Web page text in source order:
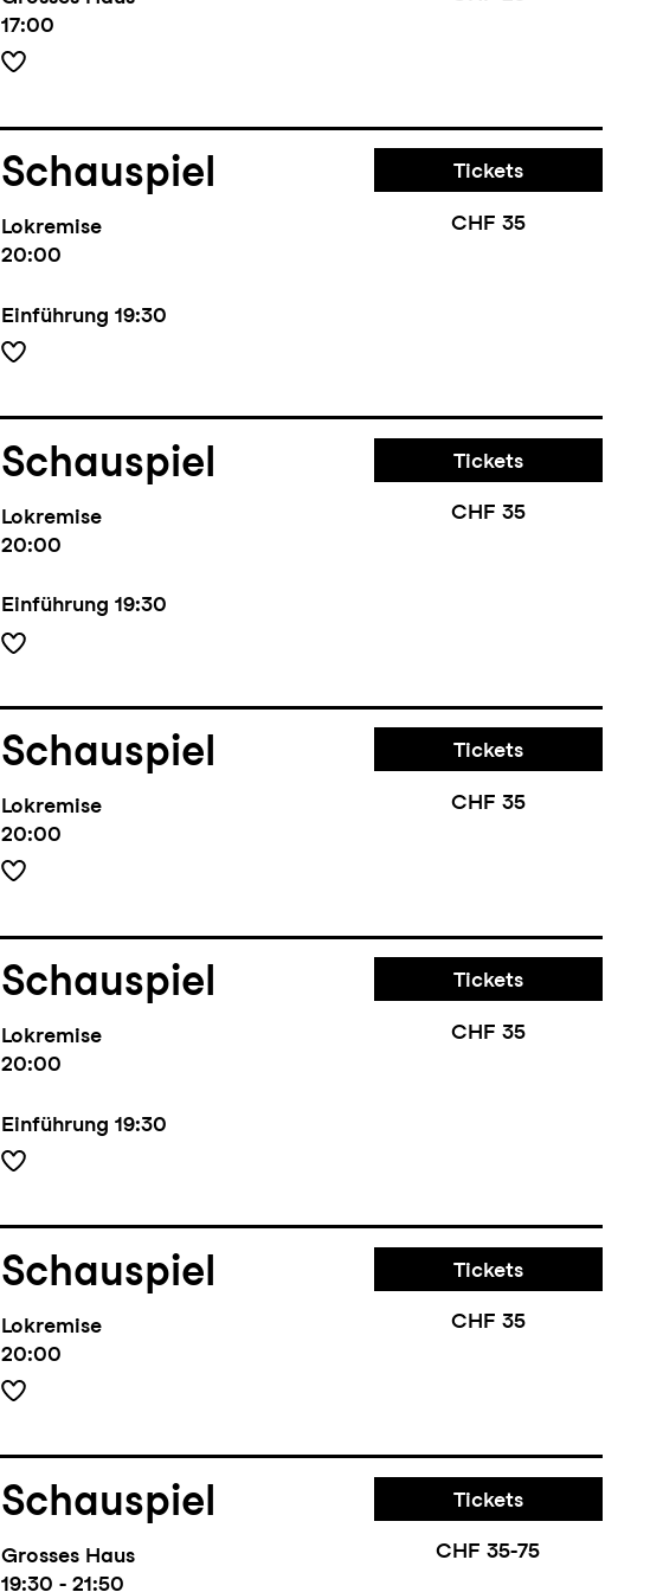
17:00
Schauspiel
Lokremise
20:00
Einführung 19:30
Tickets
CHF 35
Schauspiel
Lokremise
20:00
Einführung 19:30
Tickets
CHF 35
Schauspiel
Lokremise
20:00
Tickets
CHF 35
Schauspiel
Lokremise
20:00
Einführung 19:30
Tickets
CHF 35
Schauspiel
Lokremise
20:00
Tickets
CHF 35
Schauspiel
Grosses Haus
19:30 - 21:50
Tickets
CHF 35-75